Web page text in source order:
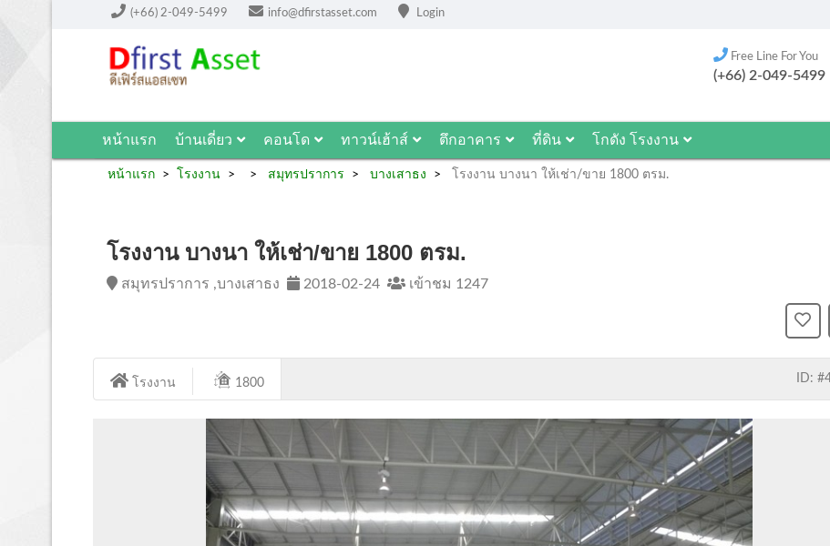
(+66) 2-049-5499 info@dfirstasset.com Login
Free Line For You
(+66) 2-049-5499
หน้าแรก บ้านเดี่ยว คอนโด ทาวน์เฮ้าส์ ตึกอาคาร ที่ดิน โกดัง โรงงาน
หน้าแรก โรงงาน สมุทรปราการ บางเสาธง โรงงาน บางนา ให้เช่า/ขาย 1800 ตรม.
โรงงาน บางนา ให้เช่า/ขาย 1800 ตรม.
สมุทรปราการ ,บางเสาธง 2018-02-24 เข้าชม 1247
โรงงาน 1800 ID: